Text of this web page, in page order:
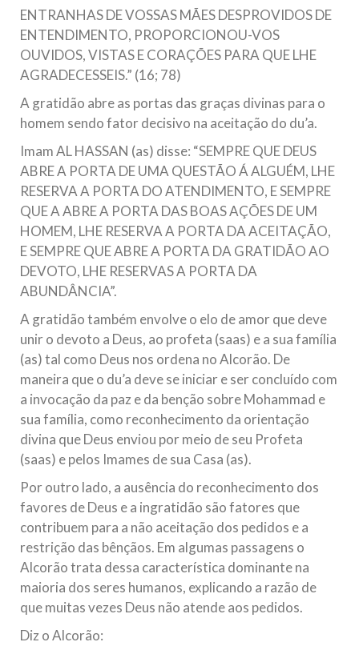
ENTRANHAS DE VOSSAS MÃES DESPROVIDOS DE
ENTENDIMENTO, PROPORCIONOU-VOS
OUVIDOS, VISTAS E CORAÇÕES PARA QUE LHE
AGRADECESSEIS.” (16; 78)
A gratidão abre as portas das graças divinas para o
homem sendo fator decisivo na aceitação do du’a.
Imam AL HASSAN (as) disse: “SEMPRE QUE DEUS
ABRE A PORTA DE UMA QUESTÃO Á ALGUÉM, LHE
RESERVA A PORTA DO ATENDIMENTO, E SEMPRE
QUE A ABRE A PORTA DAS BOAS AÇÕES DE UM
HOMEM, LHE RESERVA A PORTA DA ACEITAÇÃO,
E SEMPRE QUE ABRE A PORTA DA GRATIDÃO AO
DEVOTO, LHE RESERVAS A PORTA DA
ABUNDÂNCIA”.
A gratidão também envolve o elo de amor que deve
unir o devoto a Deus, ao profeta (saas) e a sua família
(as) tal como Deus nos ordena no Alcorão. De
maneira que o du’a deve se iniciar e ser concluído com
a invocação da paz e da benção sobre Mohammad e
sua família, como reconhecimento da orientação
divina que Deus enviou por meio de seu Profeta
(saas) e pelos Imames de sua Casa (as).
Por outro lado, a ausência do reconhecimento dos
favores de Deus e a ingratidão são fatores que
contribuem para a não aceitação dos pedidos e a
restrição das bênçãos. Em algumas passagens o
Alcorão trata dessa característica dominante na
maioria dos seres humanos, explicando a razão de
que muitas vezes Deus não atende aos pedidos.
Diz o Alcorão: